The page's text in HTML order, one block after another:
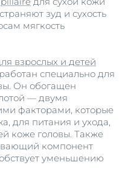
зуд и сухость
мягкость
взрослых и детей
специально для
Он обогащен
— двумя
факторами, которые
для питания и ухода,
коже головы. Также
компонент
уменьшению